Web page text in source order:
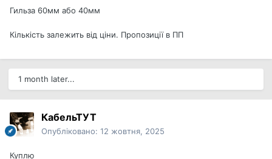
Гильза 60мм або 40мм
Кількість залежить від ціни. Пропозиції в ПП
1 month later...
КабельТУТ
Опубліковано: 12 жовтня, 2025
Куплю